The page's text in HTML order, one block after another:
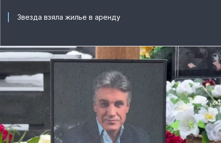
Звезда взяла жилье в аренду